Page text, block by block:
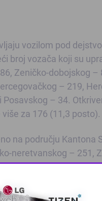
vozilom pod
broj vozača koji su
Zeničko-dobojskog –
– 219,
– 34.
za 176 (11,3 posto).
na području Kantona
neretvanskog – 251,
– 42,
vožnje nisu
više za 379 (28